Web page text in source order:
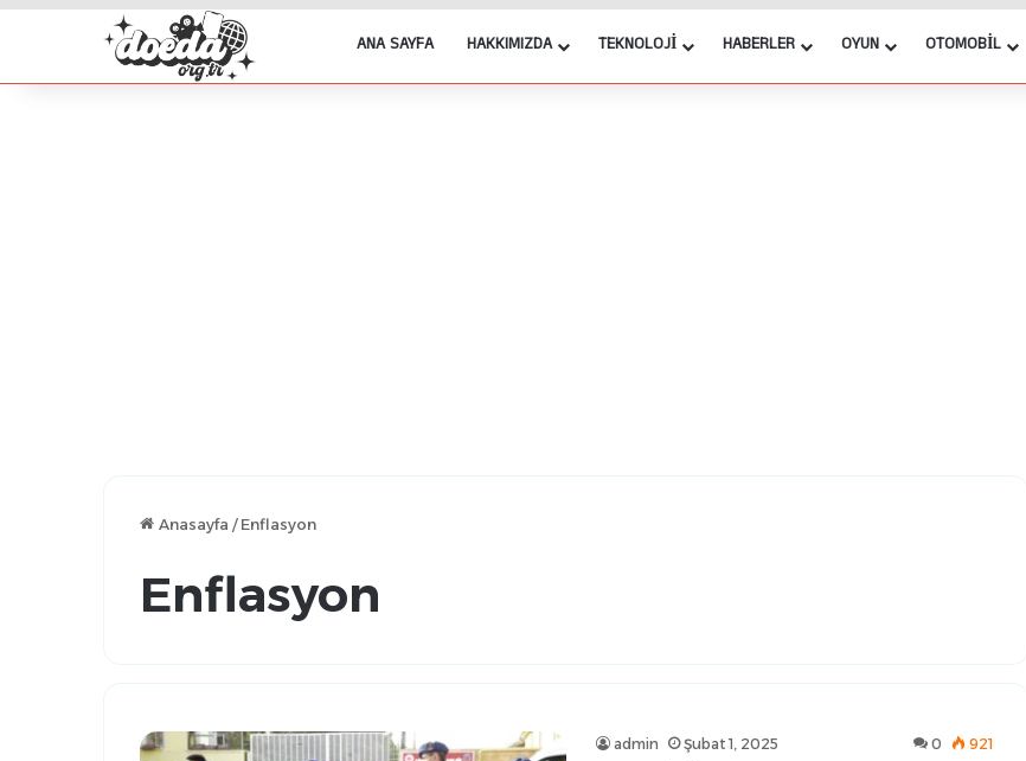
ANA SAYFA HAKKIMIZDA TEKNOLOJI HABERLER OYUN OTOMOBIL
Anasayfa / Enflasyon
Enflasyon
admin Şubat 1, 2025 0 921